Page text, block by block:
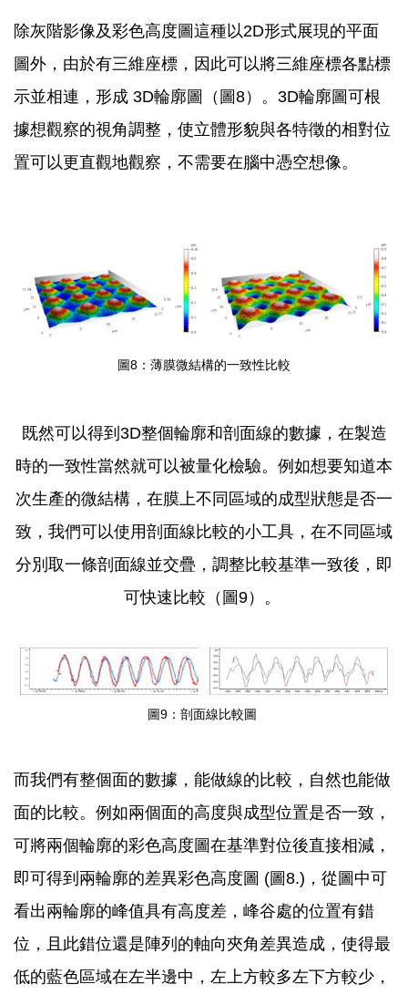
除灰階影像及彩色高度圖這種以2D形式展現的平面
圖外，由於有三維座標，因此可以將三維座標各點標
示並相連，形成 3D輪廓圖（圖8）。3D輪廓圖可根
據想觀察的視角調整，使立體形貌與各特徵的相對位
置可以更直觀地觀察，不需要在腦中憑空想像。
圖8：薄膜微結構的一致性比較
既然可以得到3D整個輪廓和剖面線的數據，在製造
時的一致性當然就可以被量化檢驗。例如想要知道本
次生產的微結構，在膜上不同區域的成型狀態是否一
致，我們可以使用剖面線比較的小工具，在不同區域
分別取一條剖面線並交疊，調整比較基準一致後，即
可快速比較（圖9）。
圖9：剖面線比較圖
而我們有整個面的數據，能做線的比較，自然也能做
面的比較。例如兩個面的高度與成型位置是否一致，
可將兩個輪廓的彩色高度圖在基準對位後直接相減，
即可得到兩輪廓的差異彩色高度圖 (圖8.)，從圖中可
看出兩輪廓的峰值具有高度差，峰谷處的位置有錯
位，且此錯位還是陣列的軸向夾角差異造成，使得最
低的藍色區域在左半邊中，左上方較多左下方較少，